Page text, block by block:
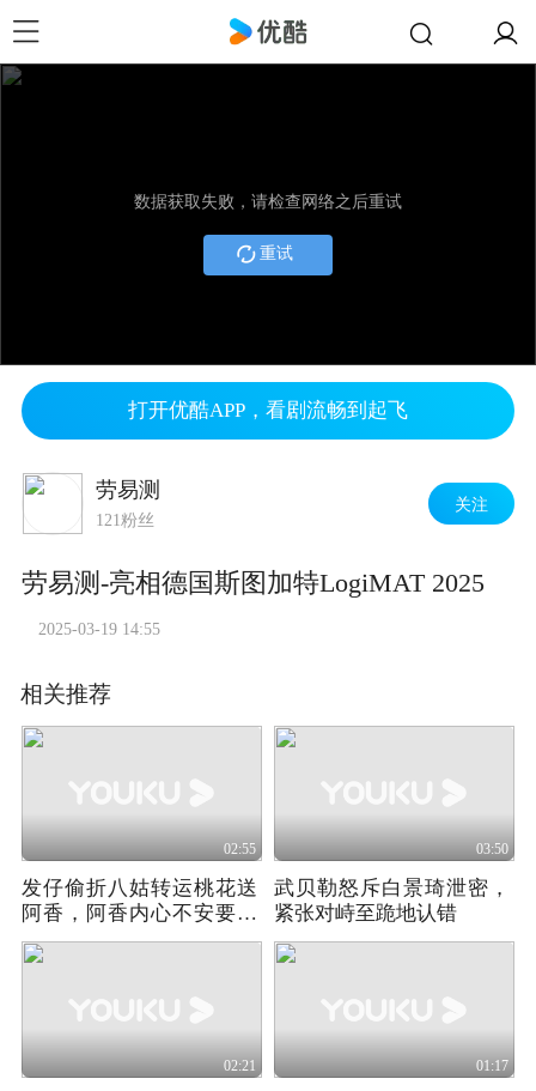
数据获取失败，请检查网络之后重试
重试
打开优酷APP，看剧流畅到起飞
劳易测
121粉丝
关注
劳易测-亮相德国斯图加特LogiMAT 2025
2025-03-19 14:55
相关推荐
02:55
发仔偷折八姑转运桃花送
阿香，阿香内心不安要归
还
03:50
武贝勒怒斥白景琦泄密，
紧张对峙至跪地认错
02:21 01:17